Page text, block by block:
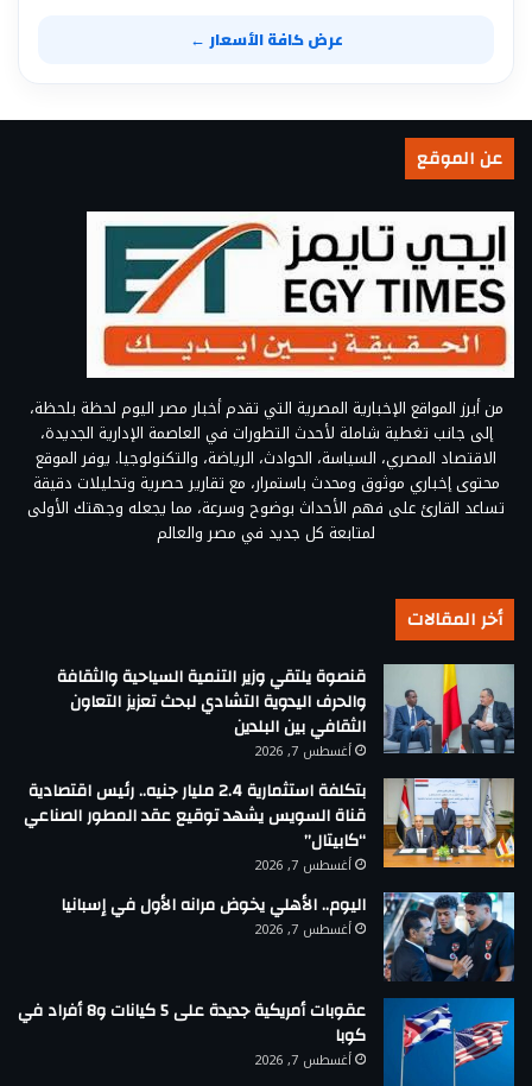
عرض كافة الأسعار ←
عن الموقع
من أبرز المواقع الإخبارية المصرية التي تقدم أخبار مصر اليوم لحظة بلحظة،
إلى جانب تغطية شاملة لأحدث التطورات في العاصمة الإدارية الجديدة،
الاقتصاد المصري، السياسة، الحوادث، الرياضة، والتكنولوجيا. يوفر الموقع
محتوى إخباري موثوق ومحدث باستمرار، مع تقارير حصرية وتحليلات دقيقة
تساعد القارئ على فهم الأحداث بوضوح وسرعة، مما يجعله وجهتك الأولى
لمتابعة كل جديد في مصر والعالم
أخر المقالات
قنصوة يلتقي وزير التنمية السياحية والثقافة
والحرف اليدوية التشادي لبحث تعزيز التعاون
الثقافي بين البلدين
أغسطس 7, 2026
بتكلفة استثمارية 2.4 مليار جنيه.. رئيس اقتصادية
قناة السويس يشهد توقيع عقد المطور الصناعي
“كابيتال”
أغسطس 7, 2026
اليوم.. الأهلي يخوض مرانه الأول في إسبانيا
أغسطس 7, 2026
عقوبات أمريكية جديدة على 5 كيانات و8 أفراد في
كوبا
أغسطس 7, 2026